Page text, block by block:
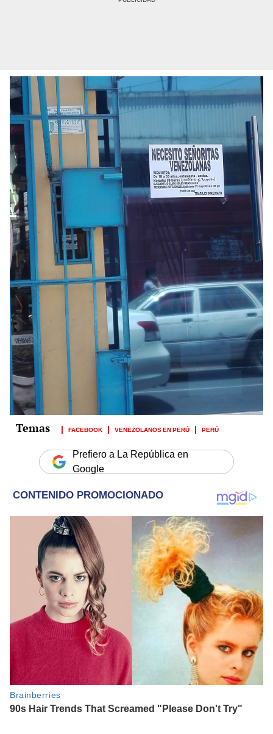
FACEBOOK VENEZOLANOS EN PERÚ PERÚ
Prefiero a La República en
Google